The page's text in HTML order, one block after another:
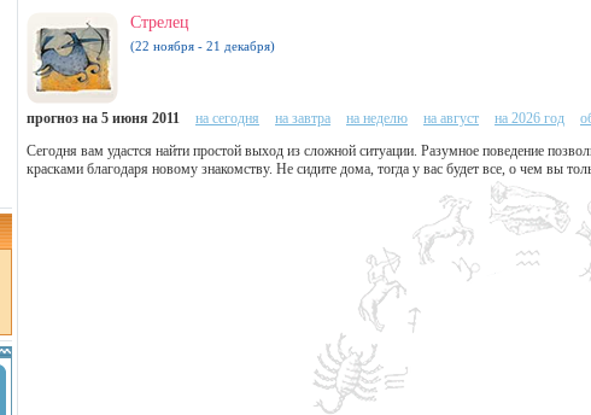
Стрелец
(22 ноября - 21 декабря)
прогноз на 5 июня 2011 на сегодня на завтра на неделю на август на 2026 год
Сегодня вам удастся найти простой выход из сложной ситуации. Разумное поведение
красками благодаря новому знакомству. Не сидите дома, тогда у вас будет все, о чем вы